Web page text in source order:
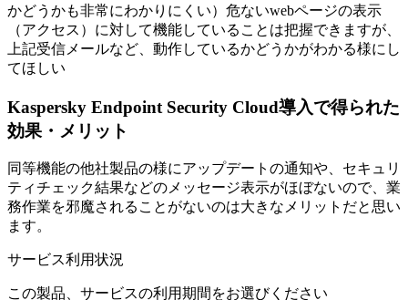
かどうかも非常にわかりにくい）危ないwebページの表示
（アクセス）に対して機能していることは把握できますが、
上記受信メールなど、動作しているかどうかがわかる様にし
てほしい
Kaspersky Endpoint Security Cloud導入で得られた
効果・メリット
同等機能の他社製品の様にアップデートの通知や、セキュリ
ティチェック結果などのメッセージ表示がほぼないので、業
務作業を邪魔されることがないのは大きなメリットだと思い
ます。
サービス利用状況
この製品、サービスの利用期間をお選びください